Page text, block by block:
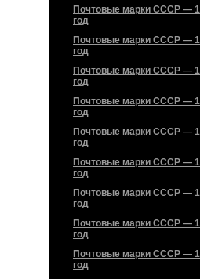
Почтовые марки СССР —
год
Почтовые марки СССР —
год
Почтовые марки СССР —
год
Почтовые марки СССР —
год
Почтовые марки СССР —
год
Почтовые марки СССР —
год
Почтовые марки СССР —
год
Почтовые марки СССР —
год
Почтовые марки СССР —
год